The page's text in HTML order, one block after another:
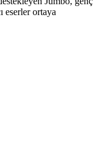
eserler ortaya